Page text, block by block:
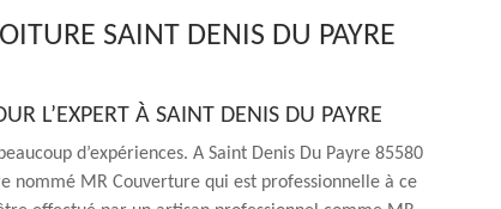
SAINT DENIS DU PAYRE
L’EXPERT À SAINT DENIS DU PAYRE
d’expériences. A Saint Denis Du Payre 85580
nommé MR Couverture qui est professionnelle à ce